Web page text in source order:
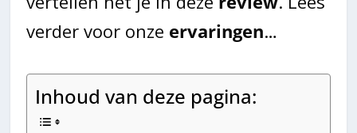
verder voor onze ervaringen…
Inhoud van deze pagina: